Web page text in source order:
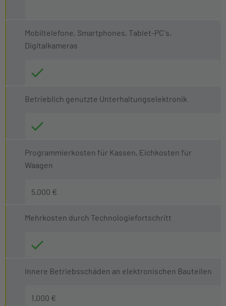
Mobiltelefone, Smartphones, Tablet-PC´s,
Digitalkameras
Betrieblich genutzte Unterhaltungselektronik
Programmierkosten für Kassen, Eichkosten für
Waagen
5.000 €
Mehrkosten durch Technologiefortschritt
Innere Betriebsschäden an elektronischen Bauteilen
1.000 €